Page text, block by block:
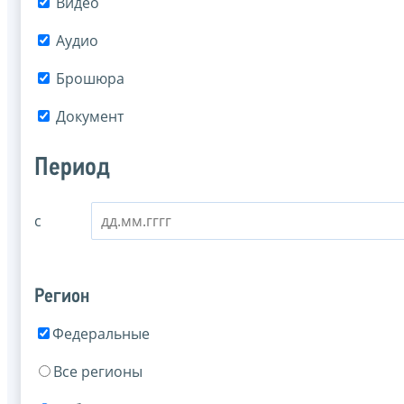
Аудио
Брошюра
Документ
Период
с
Регион
Федеральные
Все регионы